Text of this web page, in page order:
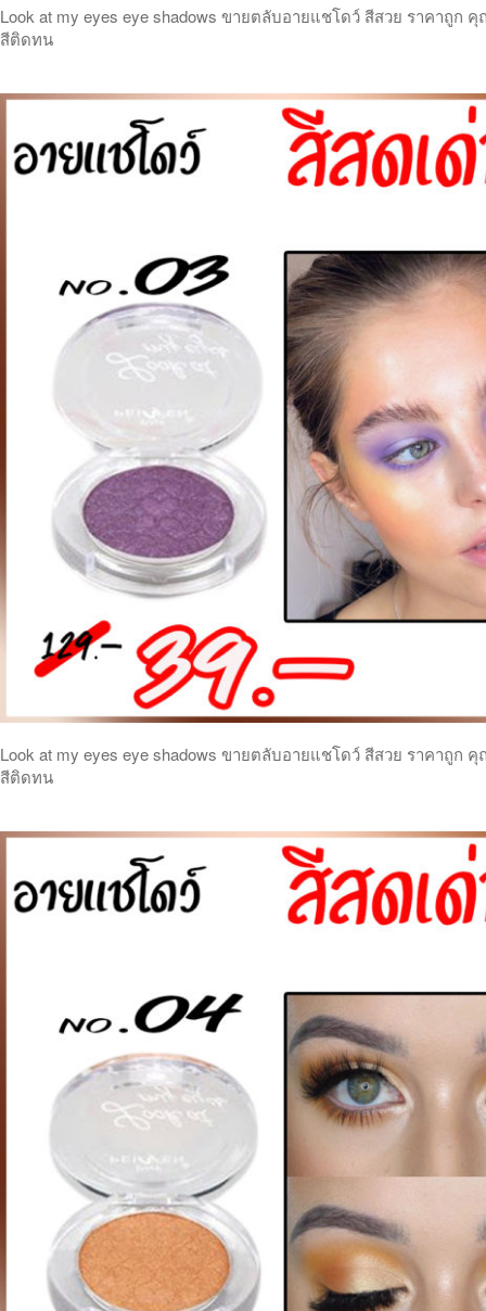
Look at my eyes eye shadows ขายตลับอายแชโดว์ สีสวย ราคาถูก
สีติดทน
Look at my eyes eye shadows ขายตลับอายแชโดว์ สีสวย ราคาถูก
สีติดทน